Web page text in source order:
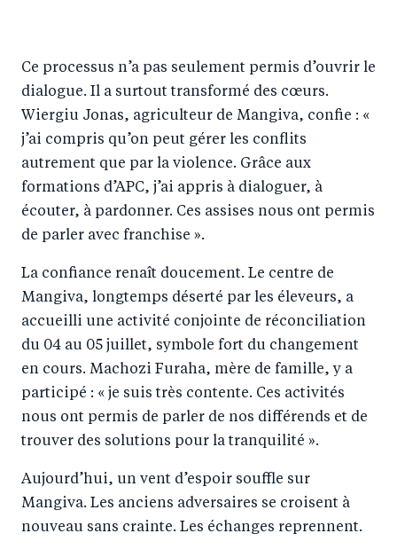
Ce processus n’a pas seulement permis d’ouvrir le
dialogue. Il a surtout transformé des cœurs.
Wiergiu Jonas, agriculteur de Mangiva, confie : «
j’ai compris qu’on peut gérer les conflits
autrement que par la violence. Grâce aux
formations d’APC, j’ai appris à dialoguer, à
écouter, à pardonner. Ces assises nous ont permis
de parler avec franchise ».
La confiance renaît doucement. Le centre de
Mangiva, longtemps déserté par les éleveurs, a
accueilli une activité conjointe de réconciliation
du 04 au 05 juillet, symbole fort du changement
en cours. Machozi Furaha, mère de famille, y a
participé : « je suis très contente. Ces activités
nous ont permis de parler de nos différends et de
trouver des solutions pour la tranquilité ».
Aujourd’hui, un vent d’espoir souffle sur
Mangiva. Les anciens adversaires se croisent à
nouveau sans crainte. Les échanges reprennent.